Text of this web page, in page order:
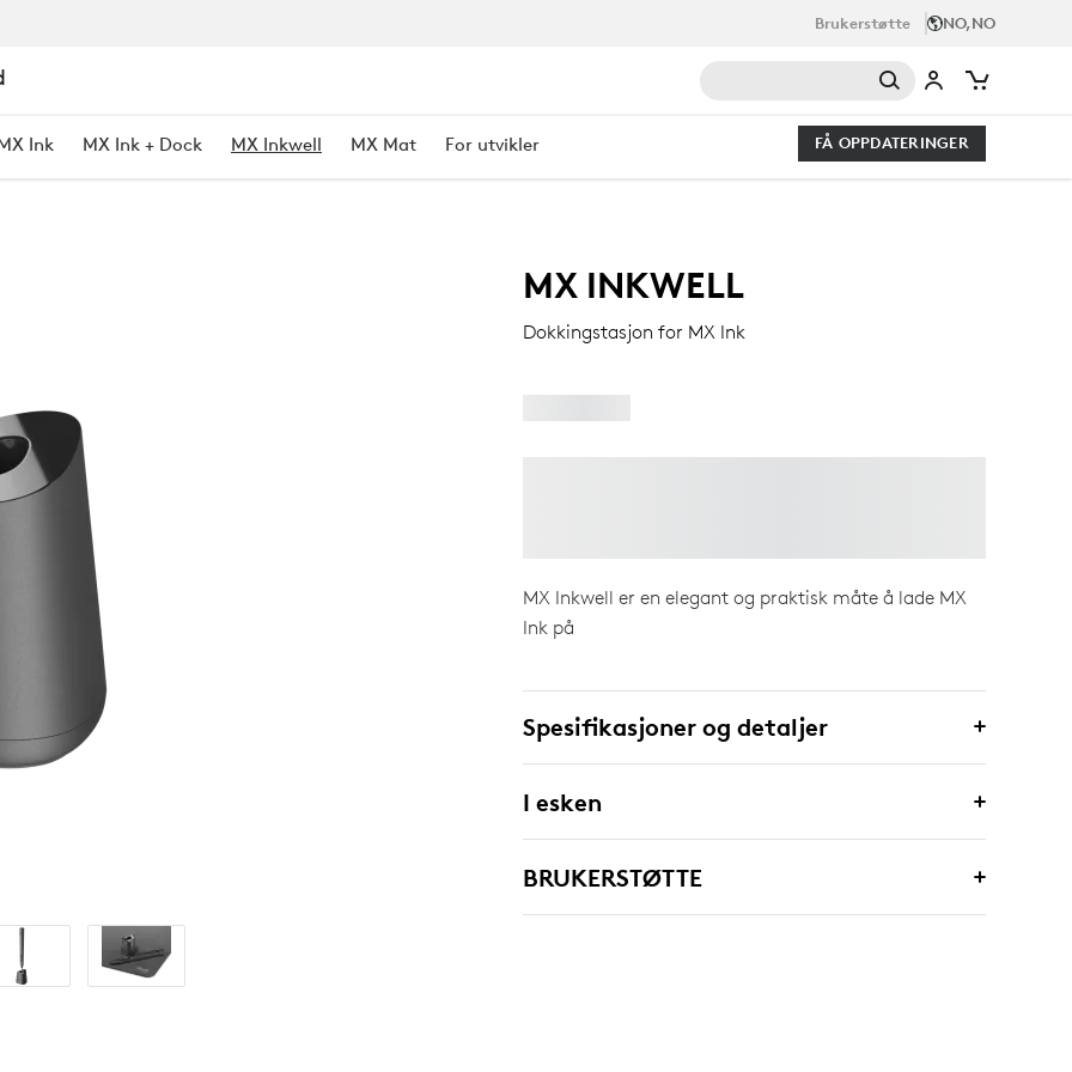
Brukerstøtte NO,NO
Ink MX Ink + Dock MX Inkwell MX Mat For utvikler FÅ OPPDATERINGER
MX INKWELL
Dokkingstasjon for MX Ink
MX Inkwell er en elegant og praktisk måte å lade MX
Ink på
Spesifikasjoner og detaljer
I esken
BRUKERSTØTTE